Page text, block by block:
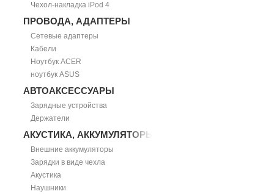
Чехол-накладка iPod 4
ПРОВОДА, АДАПТЕРЫ
Сетевые адаптеры
Кабели
Ноутбук ACER
ноутбук ASUS
АВТОАКСЕССУАРЫ
Зарядные устройства
Держатели
АКУСТИКА, АККУМУЛЯТОРЫ
Внешние аккумуляторы
Зарядки в виде чехла
Акустика
Наушники